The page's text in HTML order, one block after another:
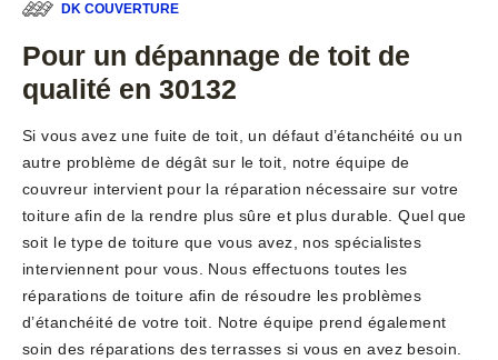
DK COUVERTURE
Pour un dépannage de toit de
qualité en 30132
Si vous avez une fuite de toit, un défaut d’étanchéité ou un
autre problème de dégât sur le toit, notre équipe de
couvreur intervient pour la réparation nécessaire sur votre
toiture afin de la rendre plus sûre et plus durable. Quel que
soit le type de toiture que vous avez, nos spécialistes
interviennent pour vous. Nous effectuons toutes les
réparations de toiture afin de résoudre les problèmes
d’étanchéité de votre toit. Notre équipe prend également
soin des réparations des terrasses si vous en avez besoin.